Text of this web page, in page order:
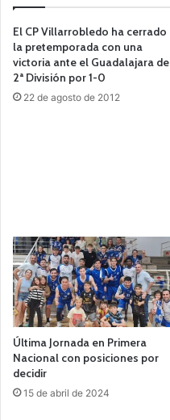
El CP Villarrobledo ha cerrado
la pretemporada con una
victoria ante el Guadalajara de
2ª División por 1-0
22 de agosto de 2012
Última Jornada en Primera
Nacional con posiciones por
decidir
15 de abril de 2024